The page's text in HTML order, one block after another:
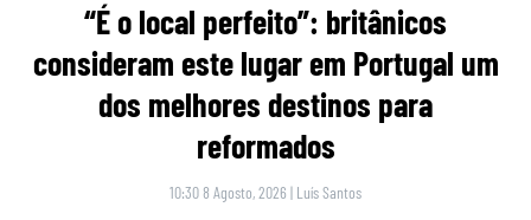
“É o local perfeito”: britânicos
consideram este lugar em Portugal um
dos melhores destinos para
reformados
10:30 8 Agosto, 2026 | Luís Santos